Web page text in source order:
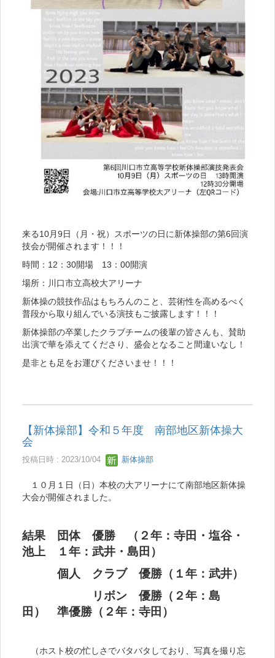
来る10月9日（月・祝）スポーツの日に新体操部の第6回演
技会が開催されます！！！
時間：12：30開場 13：00開演
場所：川口市立高校大アリーナ
新体操の競技作品はもちろんのこと、芸術性を高めるべく
普段から取り組んでいる演技もご披露します！！！
新体操部の卒業したクラブチームの後輩の皆さんも、賛助
出演で華を添えてくださり、盛会となること間違いなし！
是非とも足をお運びくださいませ！！！
【新体操部】令和５年度 南部地区新体操大
会
投稿日時 : 2023/10/04 新体操部
１０月１日（日）本校の大アリーナにて南部地区新体操
大会が開催されました。
結果 団体 優勝 （２年：寺田・塩谷・
池上 １年：武井・島田）
個人 クラブ 優勝（１年：武井）
リボン 優勝（２年：島
田） 準優勝（２年：寺田）
（ホスト校の忙しさでバタバタしており、写真を撮り忘